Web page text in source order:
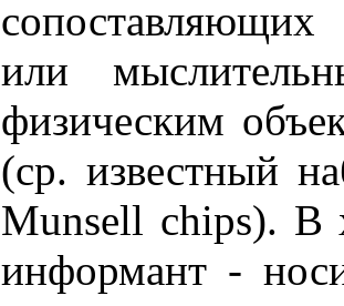
или
физическим
(ср. известный
Munsell chips). В
информант -